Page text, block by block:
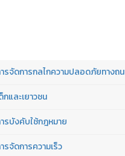
รจัดการกลไกความปลอดภัยทางถ
กและเยาวชน
รบังคับใช้กฎหมาย
รจัดการความเร็ว